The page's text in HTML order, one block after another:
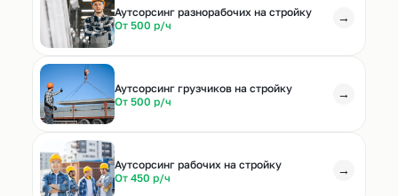
Аутсорсинг разнорабочих на стройку
От 500 р/ч
→
Аутсорсинг грузчиков на стройку
От 500 р/ч
→
Аутсорсинг рабочих на стройку
От 450 р/ч
→